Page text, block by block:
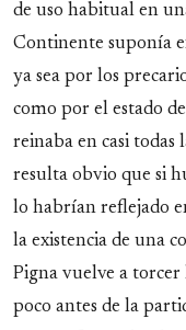
de uso habitual en
Continente suponía
ya sea por los
como por el estado
reinaba en casi
resulta obvio que si
lo habrían reflejado
la existencia de una
Pigna vuelve a torcer
poco antes de la